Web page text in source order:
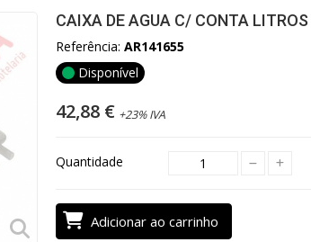
CAIXA DE AGUA C/ CONTA LITROS
Referência: AR141655
Disponível
42,88 € +23% IVA
Quantidade
Adicionar ao carrinho